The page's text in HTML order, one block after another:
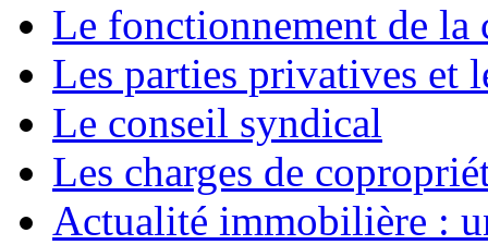
Le fonctionnement de la
Les parties privatives et
Le conseil syndical
Les charges de
Actualité immobilière :